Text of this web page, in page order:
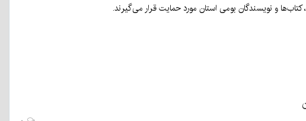
کتاب‌ها و نویسندگان بومی استان مورد حمایت قرار می‌گیرند.